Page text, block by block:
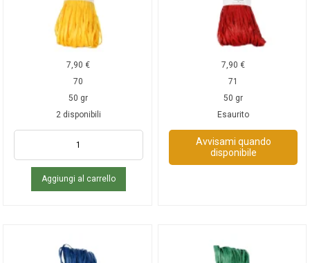
7,90€
70
50 gr
2 disponibili
Aggiungi al carrello
7,90€
71
50 gr
Esaurito
Avvisami quando
disponibile